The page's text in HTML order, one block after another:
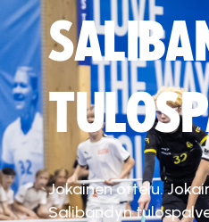
Jokainen ottelu.
Salibandyn